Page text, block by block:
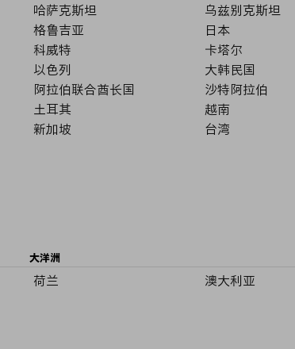
哈萨克斯坦
乌兹别克斯坦
格鲁吉亚
日本
科威特
卡塔尔
以色列
大韩民国
阿拉伯联合酋长国
沙特阿拉伯
土耳其
越南
新加坡
台湾
大洋洲
荷兰 澳大利亚